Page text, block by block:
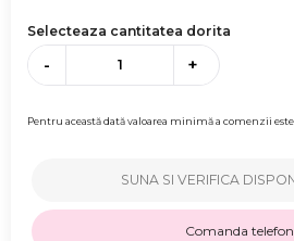
Selecteaza cantitatea dorita
- +
Pentru această dată valoarea minimă a comenzii este
SUNA SI VERIFICA
Comanda